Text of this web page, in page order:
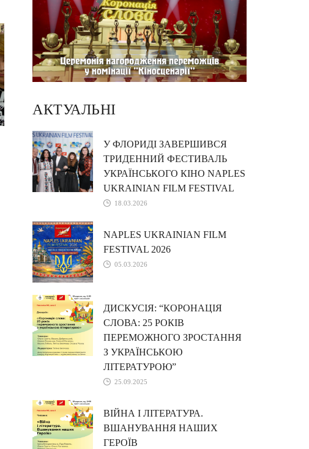
АКТУАЛЬНІ
У ФЛОРИДІ ЗАВЕРШИВСЯ
ТРИДЕННИЙ ФЕСТИВАЛЬ
УКРАЇНСЬКОГО КІНО NAPLES
UKRAINIAN FILM FESTIVAL
18.03.2026
NAPLES UKRAINIAN FILM
FESTIVAL 2026
05.03.2026
ДИСКУСІЯ: “КОРОНАЦІЯ
СЛОВА: 25 РОКІВ
ПЕРЕМОЖНОГО ЗРОСТАННЯ
З УКРАЇНСЬКОЮ
ЛІТЕРАТУРОЮ”
25.09.2025
ВІЙНА І ЛІТЕРАТУРА.
ВШАНУВАННЯ НАШИХ
ГЕРОЇВ